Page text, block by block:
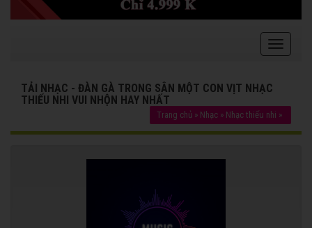
TẢI NHẠC - ĐÀN GÀ TRONG SÂN MỘT CON VỊT NHẠC
THIẾU NHI VUI NHỘN HAY NHẤT
Trang chủ » Nhạc » Nhạc thiếu nhi »